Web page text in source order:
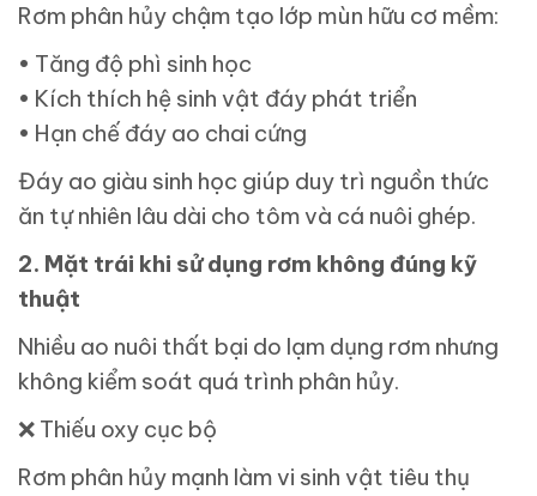
Rơm phân hủy chậm tạo lớp mùn hữu cơ mềm:
• Tăng độ phì sinh học
• Kích thích hệ sinh vật đáy phát triển
• Hạn chế đáy ao chai cứng
Đáy ao giàu sinh học giúp duy trì nguồn thức
ăn tự nhiên lâu dài cho tôm và cá nuôi ghép.
2. Mặt trái khi sử dụng rơm không đúng kỹ
thuật
Nhiều ao nuôi thất bại do lạm dụng rơm nhưng
không kiểm soát quá trình phân hủy.
❌ Thiếu oxy cục bộ
Rơm phân hủy mạnh làm vi sinh vật tiêu thụ